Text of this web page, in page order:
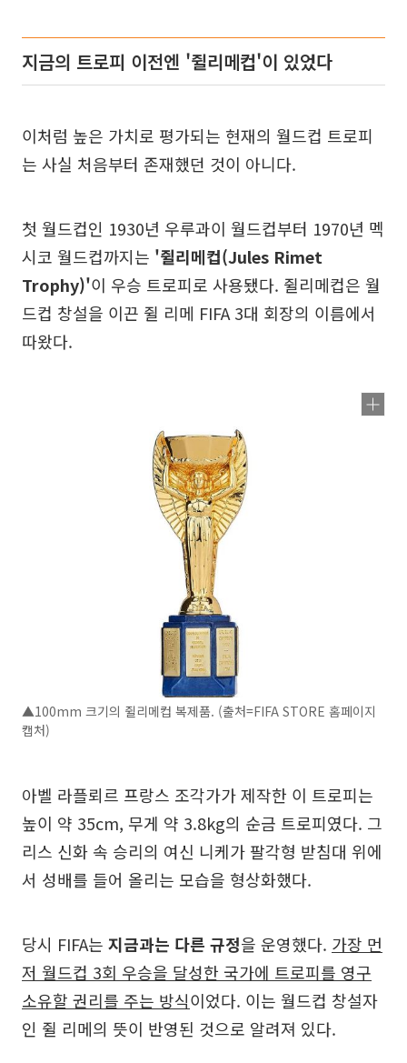
지금의 트로피 이전엔 '쥘리메컵'이 있었다
이처럼 높은 가치로 평가되는 현재의 월드컵 트로피
는 사실 처음부터 존재했던 것이 아니다.
첫 월드컵인 1930년 우루과이 월드컵부터 1970년 멕
시코 월드컵까지는 '쥘리메컵(Jules Rimet
Trophy)'이 우승 트로피로 사용됐다. 쥘리메컵은 월
드컵 창설을 이끈 쥘 리메 FIFA 3대 회장의 이름에서
따왔다.
▲100mm 크기의 쥘리메컵 복제품. (출처=FIFA STORE 홈페이지
캡처)
아벨 라플뢰르 프랑스 조각가가 제작한 이 트로피는
높이 약 35cm, 무게 약 3.8kg의 순금 트로피였다. 그
리스 신화 속 승리의 여신 니케가 팔각형 받침대 위에
서 성배를 들어 올리는 모습을 형상화했다.
당시 FIFA는 지금과는 다른 규정을 운영했다. 가장 먼
저 월드컵 3회 우승을 달성한 국가에 트로피를 영구
소유할 권리를 주는 방식이었다. 이는 월드컵 창설자
인 쥘 리메의 뜻이 반영된 것으로 알려져 있다.